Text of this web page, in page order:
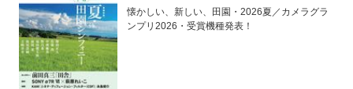
懐かしい、新しい、田園・2026夏／カメラグラ
ンプリ2026・受賞機種発表！